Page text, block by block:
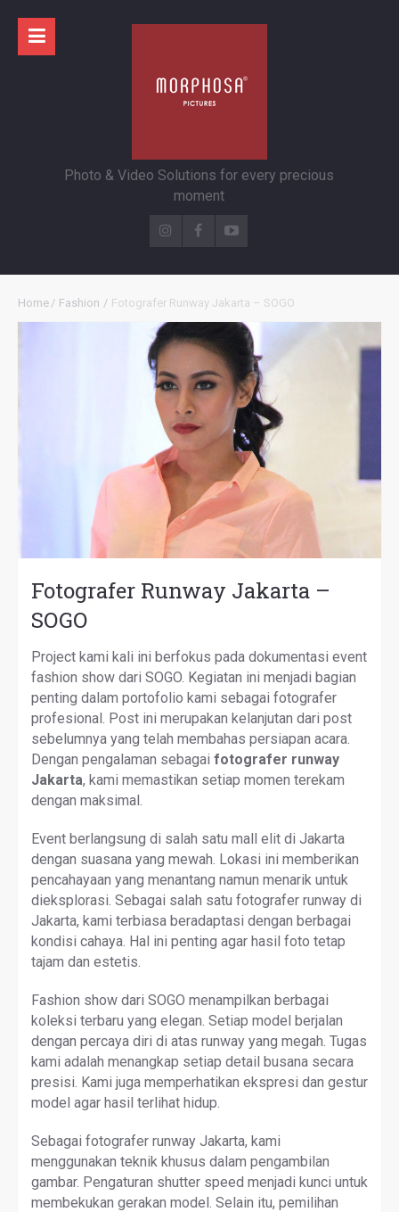
Photo & Video Solutions for every precious
moment
Home / Fashion / Fotografer Runway Jakarta – SOGO
Fotografer Runway Jakarta –
SOGO
Project kami kali ini berfokus pada dokumentasi event
fashion show dari SOGO. Kegiatan ini menjadi bagian
penting dalam portofolio kami sebagai fotografer
profesional. Post ini merupakan kelanjutan dari post
sebelumnya yang telah membahas persiapan acara.
Dengan pengalaman sebagai fotografer runway
Jakarta, kami memastikan setiap momen terekam
dengan maksimal.
Event berlangsung di salah satu mall elit di Jakarta
dengan suasana yang mewah. Lokasi ini memberikan
pencahayaan yang menantang namun menarik untuk
dieksplorasi. Sebagai salah satu fotografer runway di
Jakarta, kami terbiasa beradaptasi dengan berbagai
kondisi cahaya. Hal ini penting agar hasil foto tetap
tajam dan estetis.
Fashion show dari SOGO menampilkan berbagai
koleksi terbaru yang elegan. Setiap model berjalan
dengan percaya diri di atas runway yang megah. Tugas
kami adalah menangkap setiap detail busana secara
presisi. Kami juga memperhatikan ekspresi dan gestur
model agar hasil terlihat hidup.
Sebagai fotografer runway Jakarta, kami
menggunakan teknik khusus dalam pengambilan
gambar. Pengaturan shutter speed menjadi kunci untuk
membekukan gerakan model. Selain itu, pemilihan